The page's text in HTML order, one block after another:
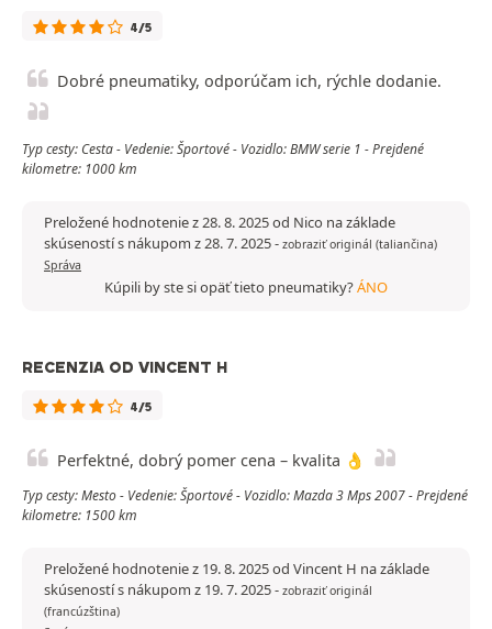
4/5
Dobré pneumatiky, odporúčam ich, rýchle dodanie.
Typ cesty: Cesta - Vedenie: Športové - Vozidlo: BMW serie 1 - Prejdené
kilometre: 1000 km
Preložené hodnotenie z 28. 8. 2025 od Nico na základe
skúseností s nákupom z 28. 7. 2025- zobraziť originál (taliančina)
Správa
Kúpili by ste si opäť tieto pneumatiky?ÁNO
RECENZIA OD VINCENT H
4/5
Perfektné, dobrý pomer cena – kvalita 👌
Typ cesty: Mesto - Vedenie: Športové - Vozidlo: Mazda 3 Mps 2007 - Prejdené
kilometre: 1500 km
Preložené hodnotenie z 19. 8. 2025 od Vincent H na základe
skúseností s nákupom z 19. 7. 2025- zobraziť originál
(francúzština)